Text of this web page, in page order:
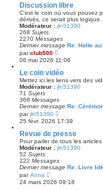
Discussion libre
C'est le coin où vous pouvez
dérivés, ce serait plus logique.
Modérateur : jln51390
268 Sujets
2270 Messages
Dernier message Re: Halte
parclub500
o
i
r
l
e
d
r
n
i
e
m
e
s
a
g
06 mai 2026 11:06
Le coin vidéo
Mettez ici les liens vers des
Modérateur : jln51390
71 Sujets
368 Messages
Dernier message Re:
parjln51390
o
i
r
l
e
d
r
n
e
25 févr. 2026 17:39
Revue de presse
Pour parler de tous les
Modérateur : jln51390
52 Sujets
222 Messages
Dernier message Re: Livre
parAnna
o
i
24 mars 2026 09:18